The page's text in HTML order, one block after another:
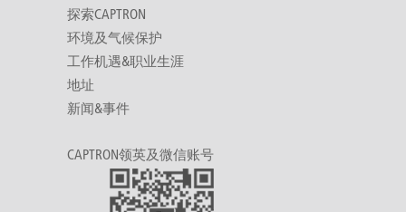
探索CAPTRON
环境及气候保护
工作机遇&职业生涯
地址
新闻&事件
CAPTRON领英及微信账号